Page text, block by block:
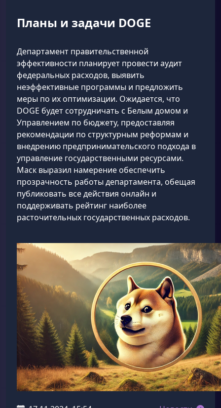
Планы и задачи DOGE
Департамент правительственной
эффективности планирует провести аудит
федеральных расходов, выявить
неэффективные программы и предложить
меры по их оптимизации. Ожидается, что
DOGE будет сотрудничать с Белым домом и
Управлением по бюджету, предоставляя
рекомендации по структурным реформам и
внедрению предпринимательского подхода в
управление государственными ресурсами.
Маск выразил намерение обеспечить
прозрачность работы департамента, обещая
публиковать все действия онлайн и
поддерживать рейтинг наиболее
расточительных государственных расходов.